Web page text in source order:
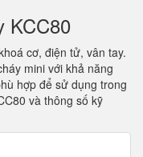
KCC80
cơ, điện tử, vân tay.
mini với khả năng
hợp để sử dụng trong
và thông số kỹ